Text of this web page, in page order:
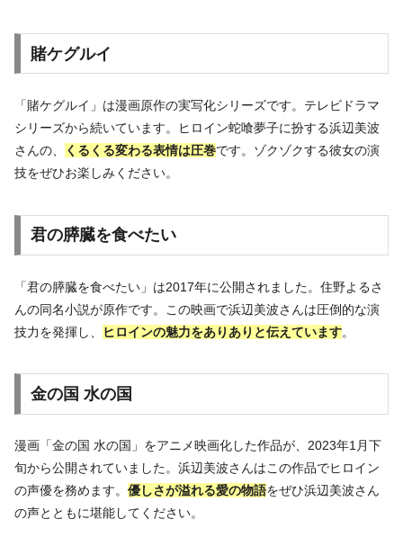
賭ケグルイ
「賭ケグルイ」は漫画原作の実写化シリーズです。テレビドラマ
シリーズから続いています。ヒロイン蛇喰夢子に扮する浜辺美波
さんの、
くるくる変わる表情は圧巻です。ゾクゾクする彼女の演
技をぜひお楽しみください。
君の膵臓を食べたい
「君の膵臓を食べたい」は2017年に公開されました。住野よるさ
んの同名小説が原作です。この映画で浜辺美波さんは圧倒的な演
技力を発揮し、
ヒロインの魅力をありありと伝えています。
金の国 水の国
漫画「金の国 水の国」をアニメ映画化した作品が、2023年1月下
旬から公開されていました。浜辺美波さんはこの作品でヒロイン
の声優を務めます。 優しさが溢れる愛の物語をぜひ浜辺美波さん
の声とともに堪能してください。